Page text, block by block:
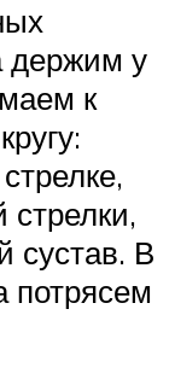
держим у
к
стрелки,
сустав. В
потрясем